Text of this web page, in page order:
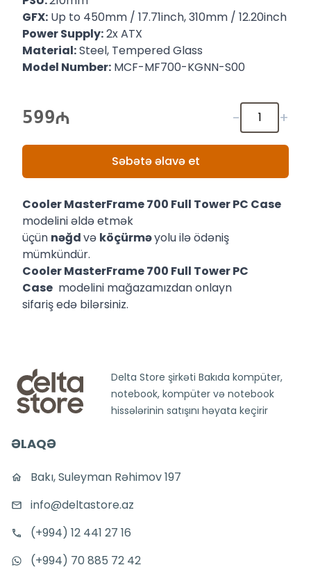
GFX: Up to 450mm / 17.71inch, 310mm / 12.20inch
Power Supply:2x ATX
Material:Steel, Tempered Glass
Model Number: MCF-MF700-KGNN-S00
599 - +
Səbətə əlavə et
Cooler MasterFrame 700 Full Tower PC Case
modelini əldə etmək
üçün nəğdvə köçürməyolu ilə ödəniş
mümkündür.
Cooler MasterFrame 700 Full Tower PC
Case modelini mağazamızdan onlayn
sifariş edə bilərsiniz.
Delta Store şirkəti Bakıda kompüter,
notebook, kompüter və notebook
hissələrinin satışını həyata keçirir
ƏLAQƏ
Bakı, Suleyman Rəhimov 197
info@deltastore.az
(+994) 12 441 27 16
(+994) 70 885 72 42